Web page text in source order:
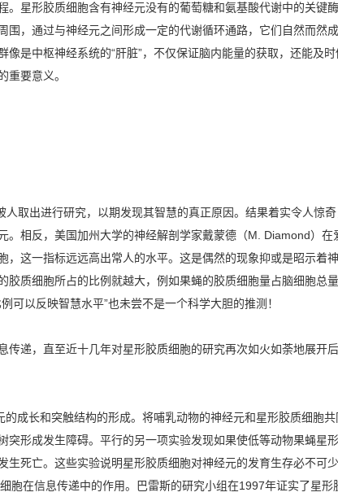
星形胶质细胞含有神经元没有的葡萄糖和氨基酸代谢中的关键
，通过与神经元之间形成一定的代谢循环通路，它们自然而然
是中枢神经系统的“肝脏”，不仅保证脑内能量的获取，还能及
重要意义。
出进行研究，以期发现其智慧的真正原因。结果着实令人惊奇
相反，美国加州大学的神经解剖学家戴蒙德（M. Diamond）在
这一指标远远高出常人的水平。这是偶然的现象抑或是昭示着
质细胞所占的比例就越大，例如果蝇的胶质细胞量占脑细胞总
可以反映智慧水平”也未尝不是一个科学大胆的推测！
递，直至近十几年对星形胶质细胞的研究再次如火如荼地展开
长和突触结构的形成。将哺乳动物的神经元和星形胶质细胞共
形成发生障碍。平行的另一项实验发现如果使低等动物果蝇星
死亡。这些实验说明星形胶质细胞对神经元的发育生存必不可
胞在信息传递中的作用。巴雷斯的研究小组在1997年证实了星形